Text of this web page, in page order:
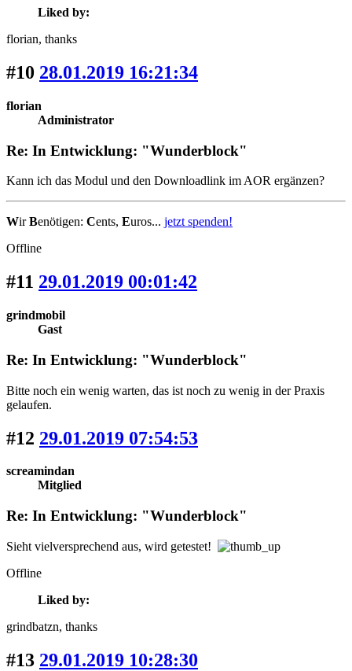
Liked by:
florian, thanks
#10 28.01.2019 16:21:34
florian
Administrator
Re: In Entwicklung: "Wunderblock"
Kann ich das Modul und den Downloadlink im AOR ergänzen?
WirBenötigen: Cents, Euros... jetzt spenden!
Offline
#11 29.01.2019 00:01:42
grindmobil
Gast
Re: In Entwicklung: "Wunderblock"
Bitte noch ein wenig warten, das ist noch zu wenig in der Praxis
gelaufen.
#12 29.01.2019 07:54:53
screamindan
Mitglied
Re: In Entwicklung: "Wunderblock"
Sieht vielversprechend aus, wird getestet!
Offline
Liked by:
grindbatzn, thanks
#13 29.01.2019 10:28:30